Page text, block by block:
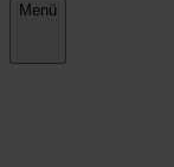
Menü